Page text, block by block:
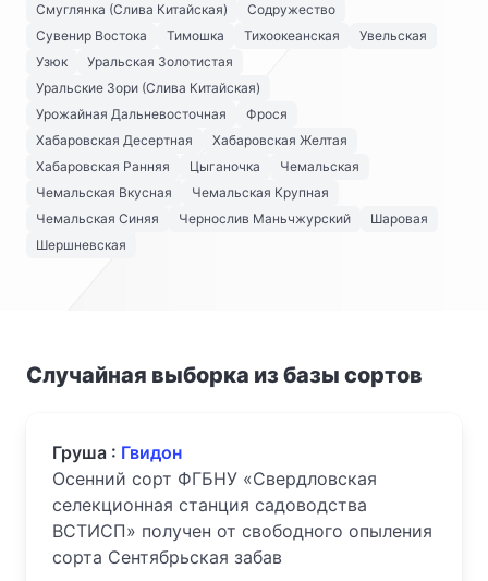
Смуглянка (Слива Китайская)
Содружество
Сувенир Востока
Тимошка Тихоокеанская
Увельская
Узюк
Уральская Золотистая
Уральские Зори (Слива Китайская)
Урожайная Дальневосточная
Фрося
Хабаровская Десертная
Хабаровская Желтая
Хабаровская Ранняя
Цыганочка
Чемальская
Чемальская Вкусная
Чемальская Крупная
Чемальская Синяя
Чернослив Маньчжурский
Шаровая
Шершневская
Случайная выборка из базы сортов
Груша : Гвидон
Осенний сорт ФГБНУ «Свердловская
селекционная станция садоводства
ВСТИСП» получен от свободного опыления
сорта Сентябрьская забав